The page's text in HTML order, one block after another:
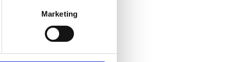
Marketing